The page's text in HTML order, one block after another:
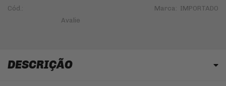
Cód.: Marca: IMPORTADO
DESCRIÇÃO